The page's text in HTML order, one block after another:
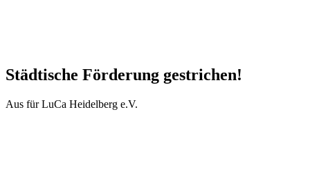
Städtische Förderung gestrichen!
Aus für LuCa Heidelberg e.V.